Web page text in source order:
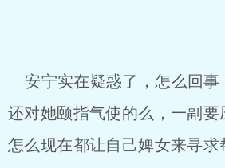
安宁实在疑惑了，怎么回事
还对她颐指气使的么，一副要
怎么现在都让自己婢女来寻求